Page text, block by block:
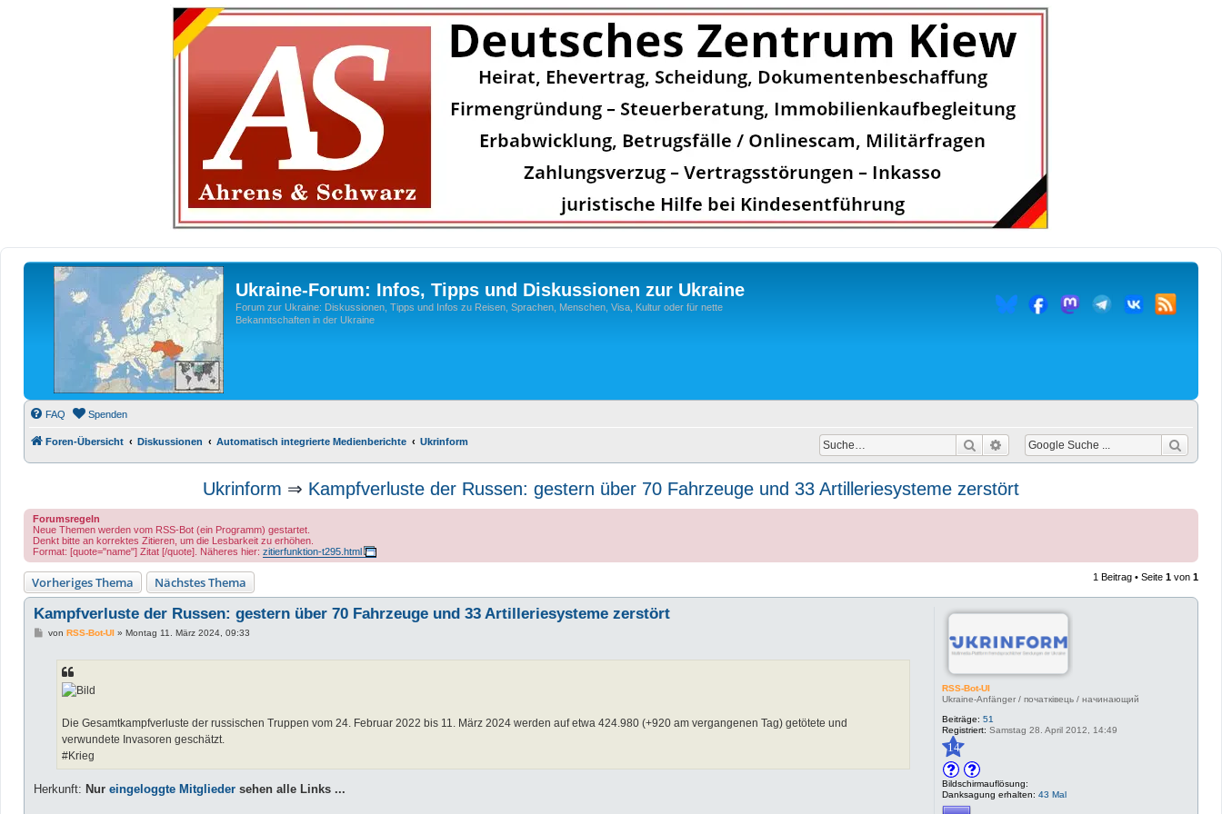
Ukraine-Forum: Infos, Tipps und Diskussionen zur Ukraine
Forum zur Ukraine: Diskussionen, Tipps und Infos zu Reisen, Sprachen, Menschen, Visa, Kultur oder für nette
Bekanntschaften in der Ukraine
FAQ Spenden
Foren-Übersicht Diskussionen Automatisch integrierte Medienberichte Ukrinform Suche Erweiterte Suche
Ukrinform ⇒ Kampfverluste der Russen: gestern über 70 Fahrzeuge und 33 Artilleriesysteme zerstört
Forumsregeln
Neue Themen werden vom RSS-Bot (ein Programm) gestartet.
Denkt bitte an korrektes Zitieren, um die Lesbarkeit zu erhöhen.
Format: [quote="name"] Zitat [/quote]. Näheres hier: zitierfunktion-t295.html
Vorheriges Thema Nächstes Thema 1 Beitrag • Seite 1 von 1
RSS-Bot-UI
Ukraine-Anfänger / початківець / начинающий
Beiträge: 51
Registriert: Samstag 28. April 2012, 14:49
14
Bildschirmauflösung:
Danksagung erhalten: 43 Mal
Kampfverluste der Russen: gestern über 70 Fahrzeuge und 33 Artilleriesysteme zerstört
Bvon RSS-Bot-UI» Montag 11. März 2024, 09:33
Die Gesamtkampfverluste der russischen Truppen vom 24. Februar 2022 bis 11. März 2024 werden auf etwa 424.980 (+920 am vergangenen Tag) getötete und
verwundete Invasoren geschätzt.
#Krieg
Herkunft: Nur eingeloggte Mitglieder sehen alle Links ...